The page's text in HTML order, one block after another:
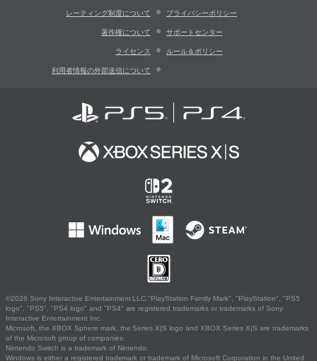
レーティング制度について プライバシーポリシー
著作権について サポートセンター
ライセンス ルール＆ポリシー
利用者情報の外部送信について
©2026 Sony Interactive Entertainment LLC."PlayStation Family Mark", "PlayStation", "PS5
logo", "PS5", "PS4 logo" and "PS4" are registered trademarks or trademarks of Sony
Interactive Entertainment Inc.
Microsoft, the XBOX Sphere mark, the Series X|S logo and XBOX Series X|S are trademarks
of the Microsoft group of companies.
Nintendo Switch is a trademark of Nintendo.
Windows is either a registered trademark or trademark of Microsoft Corporation in the United